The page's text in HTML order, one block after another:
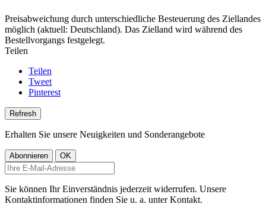
Preisabweichung durch unterschiedliche Besteuerung des Ziellandes
möglich (aktuell: Deutschland). Das Zielland wird während des
Bestellvorgangs festgelegt.
Teilen
Teilen
Tweet
Pinterest
Erhalten Sie unsere Neuigkeiten und Sonderangebote
Sie können Ihr Einverständnis jederzeit widerrufen. Unsere
Kontaktinformationen finden Sie u. a. unter Kontakt.